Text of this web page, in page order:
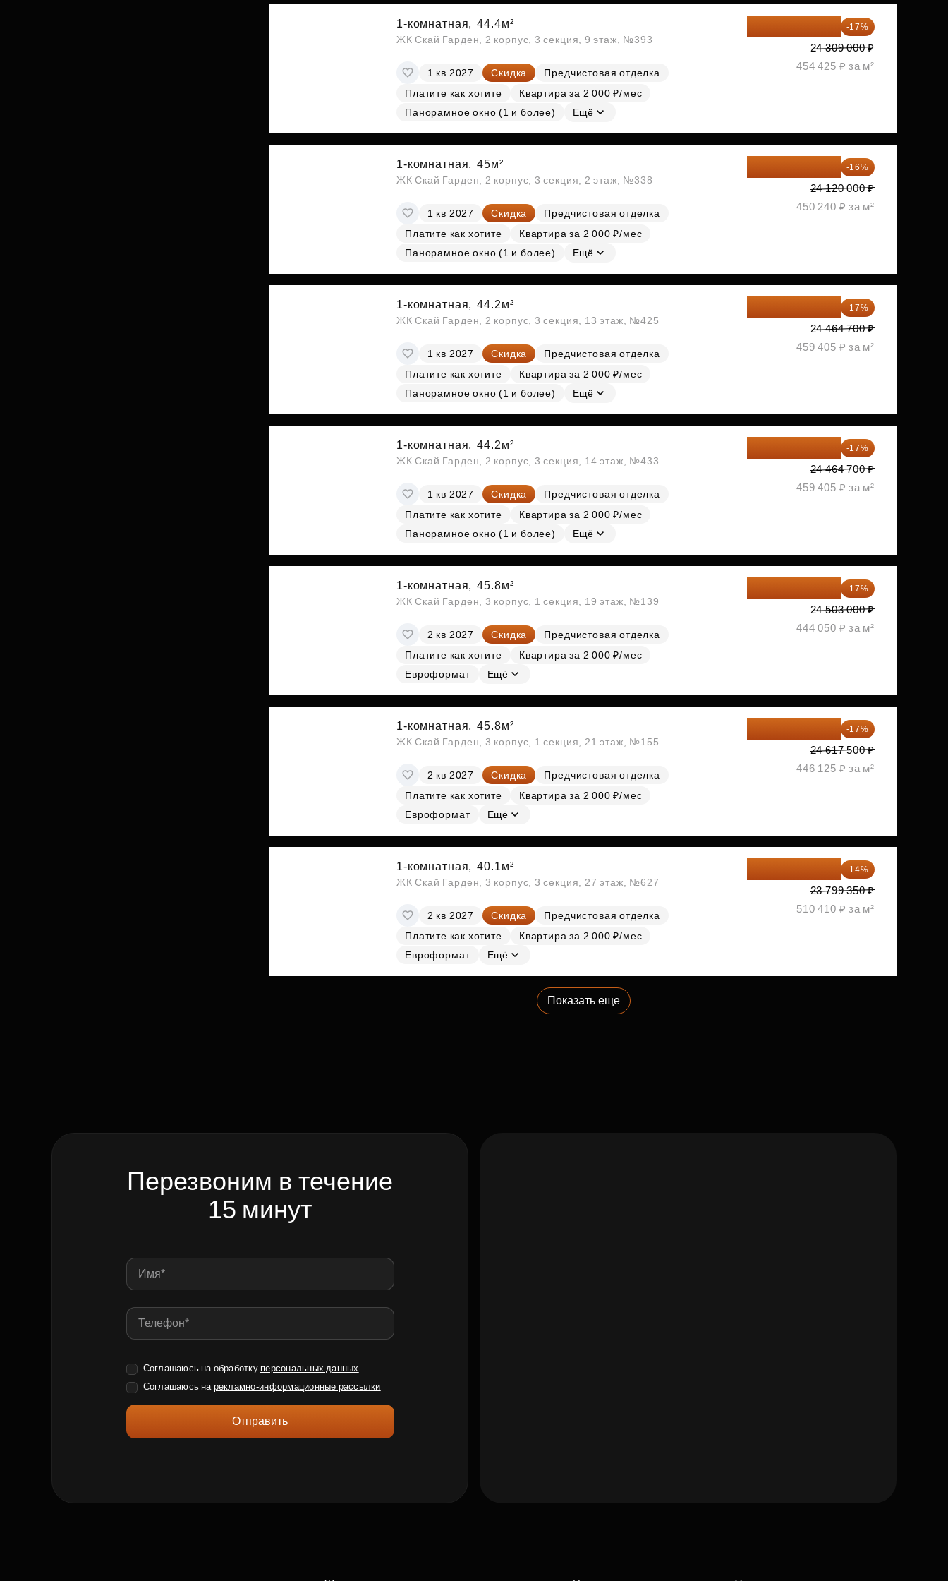
1-комнатная, 44.4м²
ЖК Скай Гарден, 2 корпус, 3 секция, 9 этаж, №393
1 кв 2027 Скидка
Предчистовая отделка
Платите как хотите
Квартира за 2 000 ₽/мес
Панорамное окно (1 и более)
Ещё
-17%
24 309 000 ₽
454 425 ₽ за м²
1-комнатная, 45м²
ЖК Скай Гарден, 2 корпус, 3 секция, 2 этаж, №338
1 кв 2027 Скидка
Предчистовая отделка
Платите как хотите
Квартира за 2 000 ₽/мес
Панорамное окно (1 и более)
Ещё
-16%
24 120 000 ₽
450 240 ₽ за м²
1-комнатная, 44.2м²
ЖК Скай Гарден, 2 корпус, 3 секция, 13 этаж, №425
1 кв 2027 Скидка
Предчистовая отделка
Платите как хотите
Квартира за 2 000 ₽/мес
Панорамное окно (1 и более)
Ещё
-17%
24 464 700 ₽
459 405 ₽ за м²
1-комнатная, 44.2м²
ЖК Скай Гарден, 2 корпус, 3 секция, 14 этаж, №433
1 кв 2027 Скидка
Предчистовая отделка
Платите как хотите
Квартира за 2 000 ₽/мес
Панорамное окно (1 и более)
Ещё
-17%
24 464 700 ₽
459 405 ₽ за м²
1-комнатная, 45.8м²
ЖК Скай Гарден, 3 корпус, 1 секция, 19 этаж, №139
2 кв 2027 Скидка
Предчистовая отделка
Платите как хотите
Квартира за 2 000 ₽/мес
Евроформат
Ещё
-17%
24 503 000 ₽
444 050 ₽ за м²
1-комнатная, 45.8м²
ЖК Скай Гарден, 3 корпус, 1 секция, 21 этаж, №155
2 кв 2027 Скидка
Предчистовая отделка
Платите как хотите
Квартира за 2 000 ₽/мес
Евроформат
Ещё
-17%
24 617 500 ₽
446 125 ₽ за м²
1-комнатная, 40.1м²
ЖК Скай Гарден, 3 корпус, 3 секция, 27 этаж, №627
2 кв 2027 Скидка
Предчистовая отделка
Платите как хотите
Квартира за 2 000 ₽/мес
Евроформат
Ещё
-14%
23 799 350 ₽
510 410 ₽ за м²
Показать еще
Перезвоним в течение
15 минут
Соглашаюсь на обработку персональных данных
Соглашаюсь на рекламно-информационные рассылки
Отправить